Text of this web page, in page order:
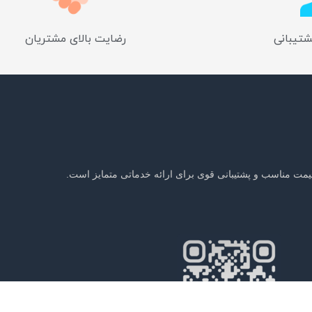
رضایت بالای مشتریان
مناسب و پشتیبانی قوی برای ارائه خدماتی متمایز است.